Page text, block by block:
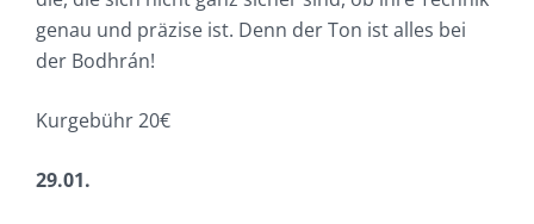
genau und präzise ist. Denn der Ton ist alles bei
der Bodhrán!
Kurgebühr 20€
29.01.